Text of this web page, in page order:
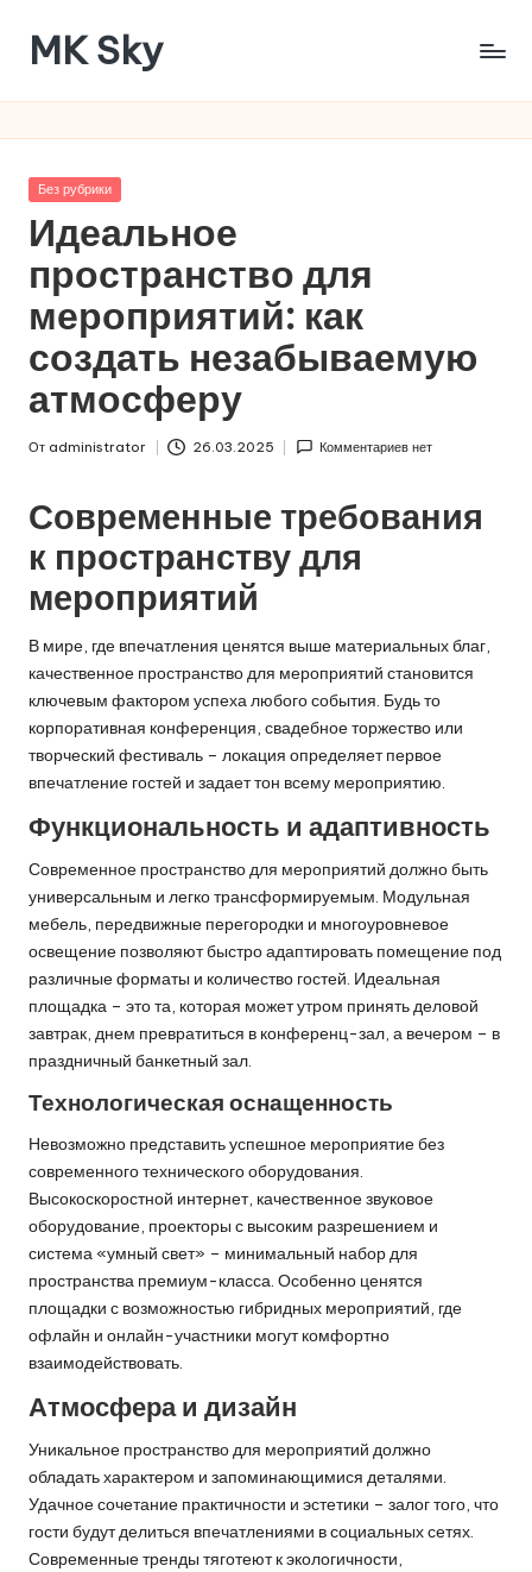
Перейти
содержимому
MK Sky
как
мероприятие
Опубликовано
Без рубрики
Идеальное
пространство для
мероприятий: как
создать незабываемую
атмосферу
От administrator 26.03.2025 Комментариев нет
Современные требования
к пространству для
мероприятий
В мире, где впечатления ценятся выше материальных благ,
качественное пространство для мероприятий становится
ключевым фактором успеха любого события. Будь то
корпоративная конференция, свадебное торжество или
творческий фестиваль – локация определяет первое
впечатление гостей и задает тон всему мероприятию.
Функциональность и адаптивность
Современное пространство для мероприятий должно быть
универсальным и легко трансформируемым. Модульная
мебель, передвижные перегородки и многоуровневое
освещение позволяют быстро адаптировать помещение под
различные форматы и количество гостей. Идеальная
площадка – это та, которая может утром принять деловой
завтрак, днем превратиться в конференц-зал, а вечером – в
праздничный банкетный зал.
Технологическая оснащенность
Невозможно представить успешное мероприятие без
современного технического оборудования.
Высокоскоростной интернет, качественное звуковое
оборудование, проекторы с высоким разрешением и
система «умный свет» – минимальный набор для
пространства премиум-класса. Особенно ценятся
площадки с возможностью гибридных мероприятий, где
офлайн и онлайн-участники могут комфортно
взаимодействовать.
Атмосфера и дизайн
Уникальное пространство для мероприятий должно
обладать характером и запоминающимися деталями.
Удачное сочетание практичности и эстетики – залог того, что
гости будут делиться впечатлениями в социальных сетях.
Современные тренды тяготеют к экологичности,